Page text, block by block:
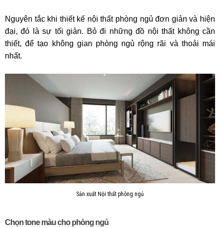
Nguyên tắc khi thiết kế nội thất phòng ngủ đơn giản và hiện
đại, đó là sự tối giản. Bỏ đi những đồ nội thất không cần
thiết, để tạo không gian phòng ngủ rộng rãi và thoải mái
nhất.
Sản xuất Nội thất phòng ngủ
Chọn tone màu cho phòng ngủ